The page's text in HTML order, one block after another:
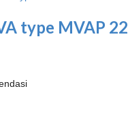
type MVAP 22